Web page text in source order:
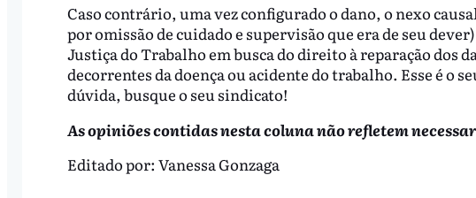
Caso contrário, uma vez configurado o dano, o nexo
por omissão de cuidado e supervisão que era de seu
Justiça do Trabalho em busca do direito à reparação dos
decorrentes da doença ou acidente do trabalho. Esse é o
dúvida, busque o seu sindicato!
As opiniões contidas nesta coluna não refletem
Editado por: Vanessa Gonzaga